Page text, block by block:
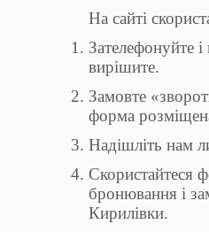
На сайті
Зателефонуйте
вирішите.
Замовте
форма
Надішліть нам
Скористайтеся
бронювання і
Кирилівки.